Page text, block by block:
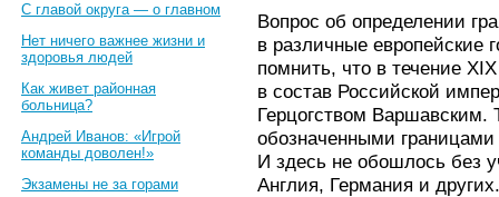
С главой округа — о главном
Нет ничего важнее жизни и
здоровья людей
Как живет районная
больница?
Андрей Иванов: «Игрой
команды доволен!»
Экзамены не за горами
Вопрос об определении
в различные европейские
помнить, что в течение
в состав Российской
Герцогством
обозначенными
И здесь не обошлось без
Англия, Германия и других.